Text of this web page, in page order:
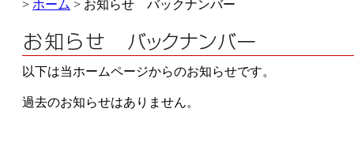
> ホーム > お知らせ バックナンバー
以下は当ホームページからのお知らせです。
過去のお知らせはありません。